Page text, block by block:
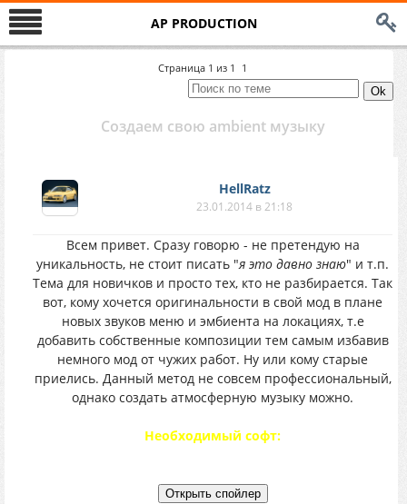
AP PRODUCTION
Страница 1 из 1 1
Создаем свою ambient музыку
HellRatz
23.01.2014 в 21:18
Всем привет. Сразу говорю - не претендую на
уникальность, не стоит писать "я это давно знаю" и т.п.
Тема для новичков и просто тех, кто не разбирается. Так
вот, кому хочется оригинальности в свой мод в плане
новых звуков меню и эмбиента на локациях, т.е
добавить собственные композиции тем самым избавив
немного мод от чужих работ. Ну или кому старые
приелись. Данный метод не совсем профессиональный,
однако создать атмосферную музыку можно.
Необходимый софт: